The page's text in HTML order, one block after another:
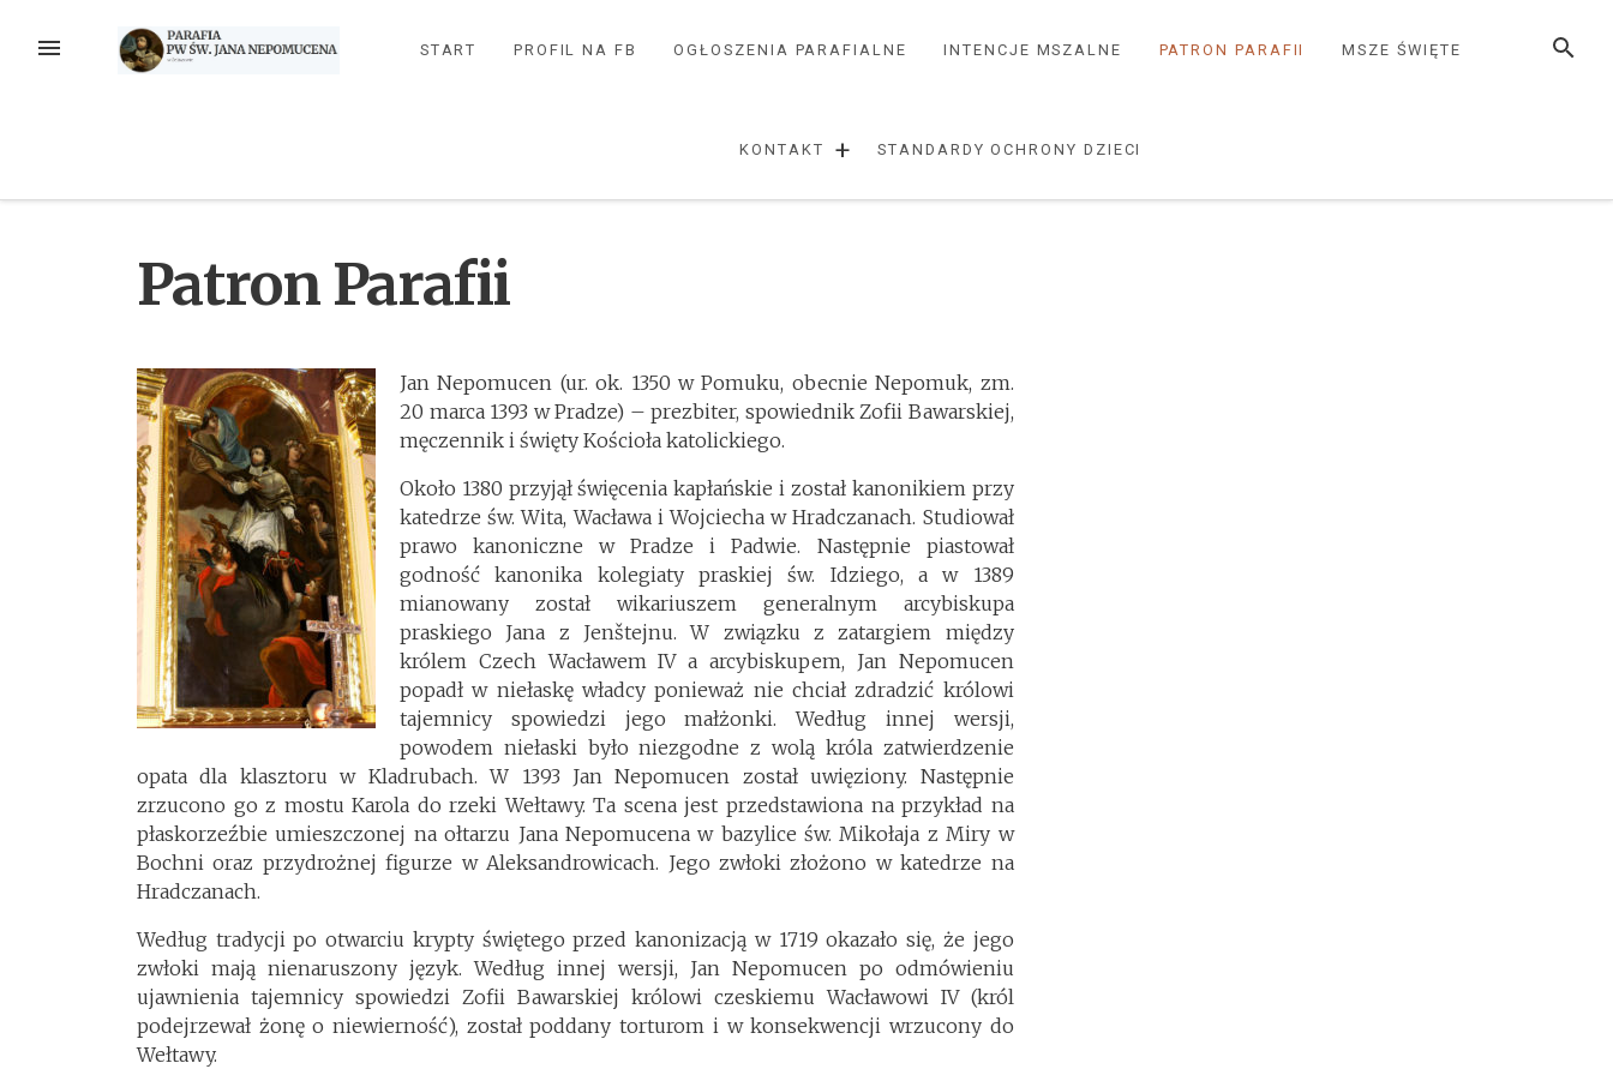
MENU SZUKAJ
START PROFIL NA FB OGŁOSZENIA PARAFIALNE INTENCJE MSZALNE PATRON PARAFII MSZE ŚWIĘTE
KONTAKT + STANDARDY OCHRONY DZIECI
Patron Parafii
Jan Nepomucen (ur. ok. 1350 w Pomuku, obecnie Nepomuk, zm.
20 marca 1393 w Pradze) – prezbiter, spowiednik Zofii Bawarskiej,
męczennik i święty Kościoła katolickiego.
Około 1380 przyjął święcenia kapłańskie i został kanonikiem przy
katedrze św. Wita, Wacława i Wojciecha w Hradczanach. Studiował
prawo kanoniczne w Pradze i Padwie. Następnie piastował
godność kanonika kolegiaty praskiej św. Idziego, a w 1389
mianowany został wikariuszem generalnym arcybiskupa
praskiego Jana z Jenštejnu. W związku z zatargiem między
królem Czech Wacławem IV a arcybiskupem, Jan Nepomucen
popadł w niełaskę władcy ponieważ nie chciał zdradzić królowi
tajemnicy spowiedzi jego małżonki. Według innej wersji,
powodem niełaski było niezgodne z wolą króla zatwierdzenie
opata dla klasztoru w Kladrubach. W 1393 Jan Nepomucen został uwięziony. Następnie
zrzucono go z mostu Karola do rzeki Wełtawy. Ta scena jest przedstawiona na przykład na
płaskorzeźbie umieszczonej na ołtarzu Jana Nepomucena w bazylice św. Mikołaja z Miry w
Bochni oraz przydrożnej figurze w Aleksandrowicach. Jego zwłoki złożono w katedrze na
Hradczanach.
Według tradycji po otwarciu krypty świętego przed kanonizacją w 1719 okazało się, że jego
zwłoki mają nienaruszony język. Według innej wersji, Jan Nepomucen po odmówieniu
ujawnienia tajemnicy spowiedzi Zofii Bawarskiej królowi czeskiemu Wacławowi IV (król
podejrzewał żonę o niewierność), został poddany torturom i w konsekwencji wrzucony do
Wełtawy.